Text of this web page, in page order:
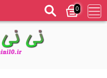
0